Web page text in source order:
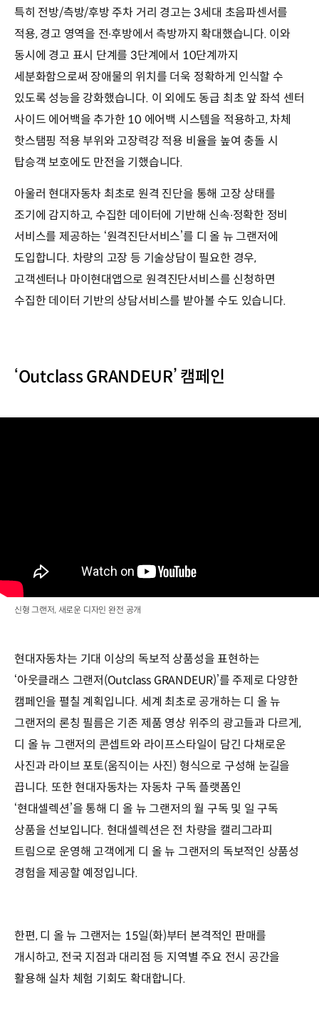
특히 전방/측방/후방 주차 거리 경고는 3세대 초음파센서를
적용, 경고 영역을 전∙후방에서 측방까지 확대했습니다. 이와
동시에 경고 표시 단계를 3단계에서 10단계까지
세분화함으로써 장애물의 위치를 더욱 정확하게 인식할 수
있도록 성능을 강화했습니다. 이 외에도 동급 최초 앞 좌석 센터
사이드 에어백을 추가한 10 에어백 시스템을 적용하고, 차체
핫스탬핑 적용 부위와 고장력강 적용 비율을 높여 충돌 시
탑승객 보호에도 만전을 기했습니다.
아울러 현대자동차 최초로 원격 진단을 통해 고장 상태를
조기에 감지하고, 수집한 데이터에 기반해 신속∙정확한 정비
서비스를 제공하는 ‘원격진단서비스’를 디 올 뉴 그랜저에
도입합니다. 차량의 고장 등 기술상담이 필요한 경우,
고객센터나 마이현대앱으로 원격진단서비스를 신청하면
수집한 데이터 기반의 상담서비스를 받아볼 수도 있습니다.
‘Outclass GRANDEUR’ 캠페인
신형 그랜저, 새로운 디자인 완전 공개
현대자동차는 기대 이상의 독보적 상품성을 표현하는
‘아웃클래스 그랜저(Outclass GRANDEUR)’를 주제로 다양한
캠페인을 펼칠 계획입니다. 세계 최초로 공개하는 디 올 뉴
그랜저의 론칭 필름은 기존 제품 영상 위주의 광고들과 다르게,
디 올 뉴 그랜저의 콘셉트와 라이프스타일이 담긴 다채로운
사진과 라이브 포토(움직이는 사진) 형식으로 구성해 눈길을
끕니다. 또한 현대자동차는 자동차 구독 플랫폼인
‘현대셀렉션’을 통해 디 올 뉴 그랜저의 월 구독 및 일 구독
상품을 선보입니다. 현대셀렉션은 전 차량을 캘리그라피
트림으로 운영해 고객에게 디 올 뉴 그랜저의 독보적인 상품성
경험을 제공할 예정입니다.
한편, 디 올 뉴 그랜저는 15일(화)부터 본격적인 판매를
개시하고, 전국 지점과 대리점 등 지역별 주요 전시 공간을
활용해 실차 체험 기회도 확대합니다.